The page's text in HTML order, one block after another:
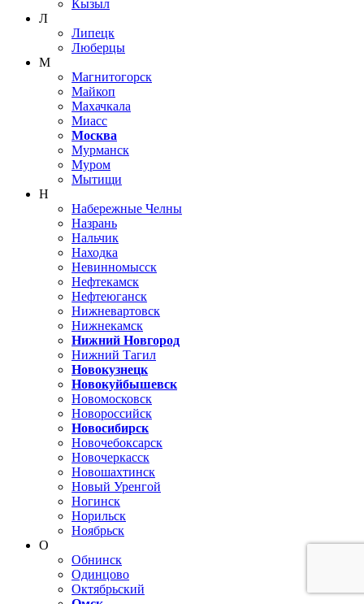
Кызыл
Л
Липецк
Люберцы
М
Магнитогорск
Майкоп
Махачкала
Миасс
Москва
Мурманск
Муром
Мытищи
Н
Набережные Челны
Назрань
Нальчик
Находка
Невинномысск
Нефтекамск
Нефтеюганск
Нижневартовск
Нижнекамск
Нижний Новгород
Нижний Тагил
Новокузнецк
Новокуйбышевск
Новомосковск
Новороссийск
Новосибирск
Новочебоксарск
Новочеркасск
Новошахтинск
Новый Уренгой
Ногинск
Норильск
Ноябрьск
О
Обнинск
Одинцово
Октябрьский